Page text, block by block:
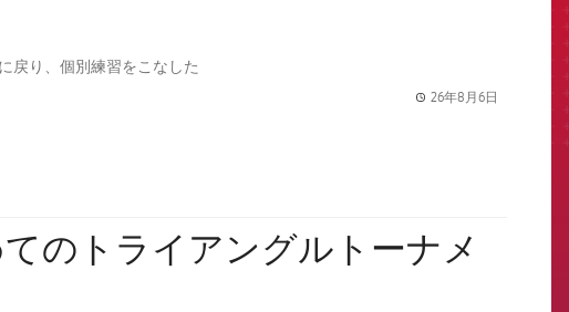
戻り、個別練習をこなした
26年8月6日
のトライアングルトーナメ